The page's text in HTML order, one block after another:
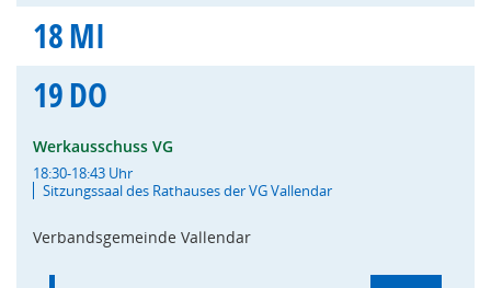
18MI
19DO
Werkausschuss VG
18:30-18:43 Uhr
Sitzungssaal des Rathauses der VG Vallendar
Verbandsgemeinde Vallendar